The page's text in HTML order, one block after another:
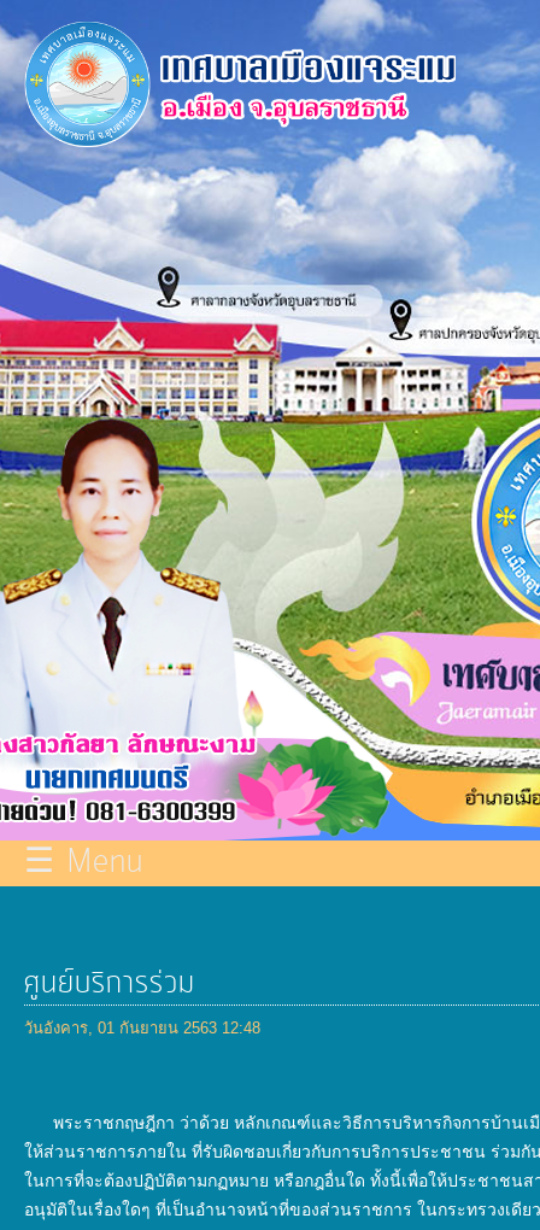
หน้า
หลัก
ข้อมูล
พื้น
ฐาน
บุคลากร
แผน
ยุทธศาสตร์
ข่าวสาร
กิจการ
สภา
ข้อมูลce
การ
จัดการ
ความ
การ
ดำเนิน
งาน
การ
ให้
บริการ
☰ Menu
ศูนย์บริการร่วม
วันอังคาร, 01 กันยายน 2563 12:48
พระราชกฤษฎีกา ว่าด้วย หลักเกณฑ์และวิธีการบริหารกิจการบ้านเมื
ให้ส่วนราชการภายใน ที่รับผิดชอบเกี่ยวกับการบริการประชาชน ร่วม
ในการที่จะต้องปฏิบัติตามกฏหมาย หรือกฎอื่นใด ทั้งนี้เพื่อให้ประชาช
อนุมัติในเรื่องใดๆ ที่เป็นอำนาจหน้าที่ของส่วนราชการ ในกระทรวงเดี